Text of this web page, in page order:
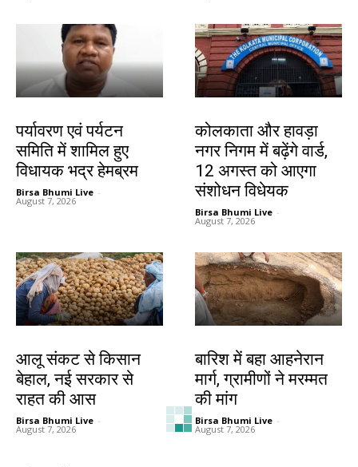
पर्यावरण एवं पर्यटन
समिति में शामिल हुए
विधायक भद्र हेमब्रम
Birsa Bhumi Live -
August 7, 2026
कोलकाता और हावड़ा
नगर निगम में बढ़ेंगे वार्ड,
12 अगस्त को आएगा
संशोधन विधेयक
Birsa Bhumi Live -
August 7, 2026
आलू संकट से किसान
बेहाल, नई सरकार से
राहत की आस
Birsa Bhumi Live -
August 7, 2026
बारिश में बहा आहनेरान
मार्ग, ग्रामीणों ने मरम्मत
की मांग
Birsa Bhumi Live -
August 7, 2026